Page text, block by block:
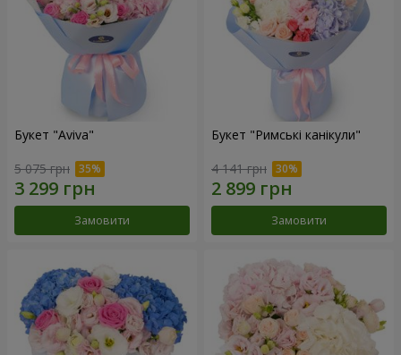
Букет "Aviva"
5 075 грн
Замовити
Букет "Римські канікули"
4 141 грн
Замовити